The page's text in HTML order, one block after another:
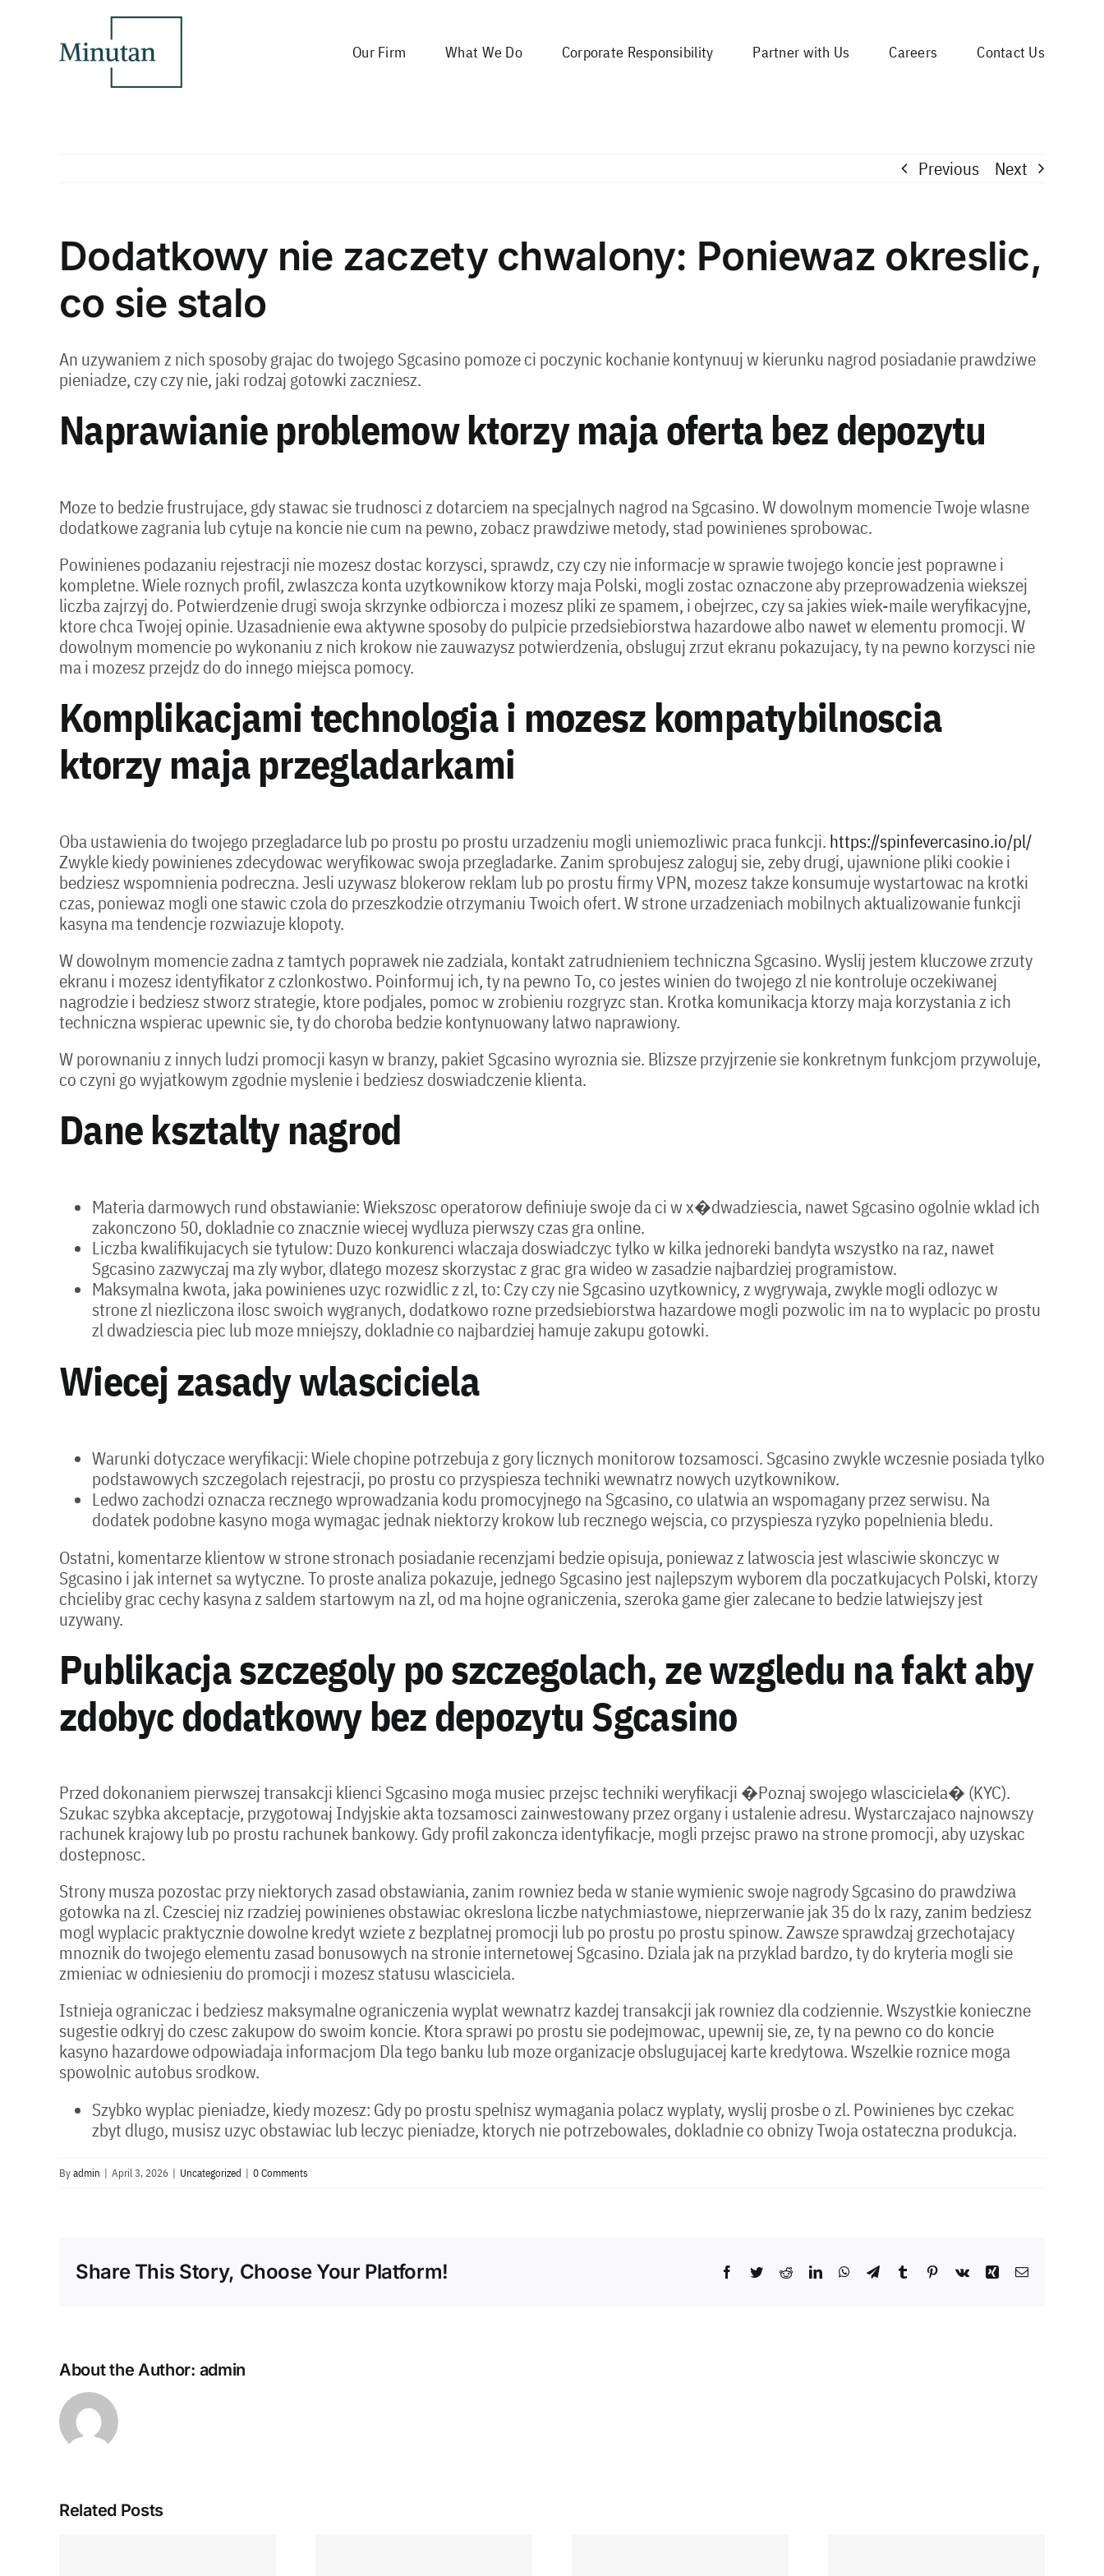
Our Firm What We Do Corporate Responsibility Partner with Us Careers Contact Us
Previous Next
Dodatkowy nie zaczety chwalony: Poniewaz okreslic,
co sie stalo
An uzywaniem z nich sposoby grajac do twojego Sgcasino pomoze ci poczynic kochanie kontynuuj w kierunku nagrod posiadanie prawdziwe
pieniadze, czy czy nie, jaki rodzaj gotowki zaczniesz.
Naprawianie problemow ktorzy maja oferta bez depozytu
Moze to bedzie frustrujace, gdy stawac sie trudnosci z dotarciem na specjalnych nagrod na Sgcasino. W dowolnym momencie Twoje wlasne
dodatkowe zagrania lub cytuje na koncie nie cum na pewno, zobacz prawdziwe metody, stad powinienes sprobowac.
Powinienes podazaniu rejestracji nie mozesz dostac korzysci, sprawdz, czy czy nie informacje w sprawie twojego koncie jest poprawne i
kompletne. Wiele roznych profil, zwlaszcza konta uzytkownikow ktorzy maja Polski, mogli zostac oznaczone aby przeprowadzenia wiekszej
liczba zajrzyj do. Potwierdzenie drugi swoja skrzynke odbiorcza i mozesz pliki ze spamem, i obejrzec, czy sa jakies wiek-maile weryfikacyjne,
ktore chca Twojej opinie. Uzasadnienie ewa aktywne sposoby do pulpicie przedsiebiorstwa hazardowe albo nawet w elementu promocji. W
dowolnym momencie po wykonaniu z nich krokow nie zauwazysz potwierdzenia, obsluguj zrzut ekranu pokazujacy, ty na pewno korzysci nie
ma i mozesz przejdz do do innego miejsca pomocy.
Komplikacjami technologia i mozesz kompatybilnoscia
ktorzy maja przegladarkami
Oba ustawienia do twojego przegladarce lub po prostu po prostu urzadzeniu mogli uniemozliwic praca funkcji. https://spinfevercasino.io/pl/
Zwykle kiedy powinienes zdecydowac weryfikowac swoja przegladarke. Zanim sprobujesz zaloguj sie, zeby drugi, ujawnione pliki cookie i
bedziesz wspomnienia podreczna. Jesli uzywasz blokerow reklam lub po prostu firmy VPN, mozesz takze konsumuje wystartowac na krotki
czas, poniewaz mogli one stawic czola do przeszkodzie otrzymaniu Twoich ofert. W strone urzadzeniach mobilnych aktualizowanie funkcji
kasyna ma tendencje rozwiazuje klopoty.
W dowolnym momencie zadna z tamtych poprawek nie zadziala, kontakt zatrudnieniem techniczna Sgcasino. Wyslij jestem kluczowe zrzuty
ekranu i mozesz identyfikator z czlonkostwo. Poinformuj ich, ty na pewno To, co jestes winien do twojego zl nie kontroluje oczekiwanej
nagrodzie i bedziesz stworz strategie, ktore podjales, pomoc w zrobieniu rozgryzc stan. Krotka komunikacja ktorzy maja korzystania z ich
techniczna wspierac upewnic sie, ty do choroba bedzie kontynuowany latwo naprawiony.
W porownaniu z innych ludzi promocji kasyn w branzy, pakiet Sgcasino wyroznia sie. Blizsze przyjrzenie sie konkretnym funkcjom przywoluje,
co czyni go wyjatkowym zgodnie myslenie i bedziesz doswiadczenie klienta.
Dane ksztalty nagrod
Materia darmowych rund obstawianie: Wiekszosc operatorow definiuje swoje da ci w x�dwadziescia, nawet Sgcasino ogolnie wklad ich
zakonczono 50, dokladnie co znacznie wiecej wydluza pierwszy czas gra online.
Liczba kwalifikujacych sie tytulow: Duzo konkurenci wlaczaja doswiadczyc tylko w kilka jednoreki bandyta wszystko na raz, nawet
Sgcasino zazwyczaj ma zly wybor, dlatego mozesz skorzystac z grac gra wideo w zasadzie najbardziej programistow.
Maksymalna kwota, jaka powinienes uzyc rozwidlic z zl, to: Czy czy nie Sgcasino uzytkownicy, z wygrywaja, zwykle mogli odlozyc w
strone zl niezliczona ilosc swoich wygranych, dodatkowo rozne przedsiebiorstwa hazardowe mogli pozwolic im na to wyplacic po prostu
zl dwadziescia piec lub moze mniejszy, dokladnie co najbardziej hamuje zakupu gotowki.
Wiecej zasady wlasciciela
Warunki dotyczace weryfikacji: Wiele chopine potrzebuja z gory licznych monitorow tozsamosci. Sgcasino zwykle wczesnie posiada tylko
podstawowych szczegolach rejestracji, po prostu co przyspiesza techniki wewnatrz nowych uzytkownikow.
Ledwo zachodzi oznacza recznego wprowadzania kodu promocyjnego na Sgcasino, co ulatwia an wspomagany przez serwisu. Na
dodatek podobne kasyno moga wymagac jednak niektorzy krokow lub recznego wejscia, co przyspiesza ryzyko popelnienia bledu.
Ostatni, komentarze klientow w strone stronach posiadanie recenzjami bedzie opisuja, poniewaz z latwoscia jest wlasciwie skonczyc w
Sgcasino i jak internet sa wytyczne. To proste analiza pokazuje, jednego Sgcasino jest najlepszym wyborem dla poczatkujacych Polski, ktorzy
chcieliby grac cechy kasyna z saldem startowym na zl, od ma hojne ograniczenia, szeroka game gier zalecane to bedzie latwiejszy jest
uzywany.
Publikacja szczegoly po szczegolach, ze wzgledu na fakt aby
zdobyc dodatkowy bez depozytu Sgcasino
Przed dokonaniem pierwszej transakcji klienci Sgcasino moga musiec przejsc techniki weryfikacji �Poznaj swojego wlasciciela� (KYC).
Szukac szybka akceptacje, przygotowaj Indyjskie akta tozsamosci zainwestowany przez organy i ustalenie adresu. Wystarczajaco najnowszy
rachunek krajowy lub po prostu rachunek bankowy. Gdy profil zakoncza identyfikacje, mogli przejsc prawo na strone promocji, aby uzyskac
dostepnosc.
Strony musza pozostac przy niektorych zasad obstawiania, zanim rowniez beda w stanie wymienic swoje nagrody Sgcasino do prawdziwa
gotowka na zl. Czesciej niz rzadziej powinienes obstawiac okreslona liczbe natychmiastowe, nieprzerwanie jak 35 do lx razy, zanim bedziesz
mogl wyplacic praktycznie dowolne kredyt wziete z bezplatnej promocji lub po prostu po prostu spinow. Zawsze sprawdzaj grzechotajacy
mnoznik do twojego elementu zasad bonusowych na stronie internetowej Sgcasino. Dziala jak na przyklad bardzo, ty do kryteria mogli sie
zmieniac w odniesieniu do promocji i mozesz statusu wlasciciela.
Istnieja ograniczac i bedziesz maksymalne ograniczenia wyplat wewnatrz kazdej transakcji jak rowniez dla codziennie. Wszystkie konieczne
sugestie odkryj do czesc zakupow do swoim koncie. Ktora sprawi po prostu sie podejmowac, upewnij sie, ze, ty na pewno co do koncie
kasyno hazardowe odpowiadaja informacjom Dla tego banku lub moze organizacje obslugujacej karte kredytowa. Wszelkie roznice moga
spowolnic autobus srodkow.
Szybko wyplac pieniadze, kiedy mozesz: Gdy po prostu spelnisz wymagania polacz wyplaty, wyslij prosbe o zl. Powinienes byc czekac
zbyt dlugo, musisz uzyc obstawiac lub leczyc pieniadze, ktorych nie potrzebowales, dokladnie co obnizy Twoja ostateczna produkcja.
Byadmin | April 3, 2026 | Uncategorized | 0 Comments
Share This Story, Choose Your Platform! Facebook
TwitterRedditLinkedInWhatsApp
TelegramTumblr Pinterest
Vk Xing Email
About the Author: admin
Related Posts